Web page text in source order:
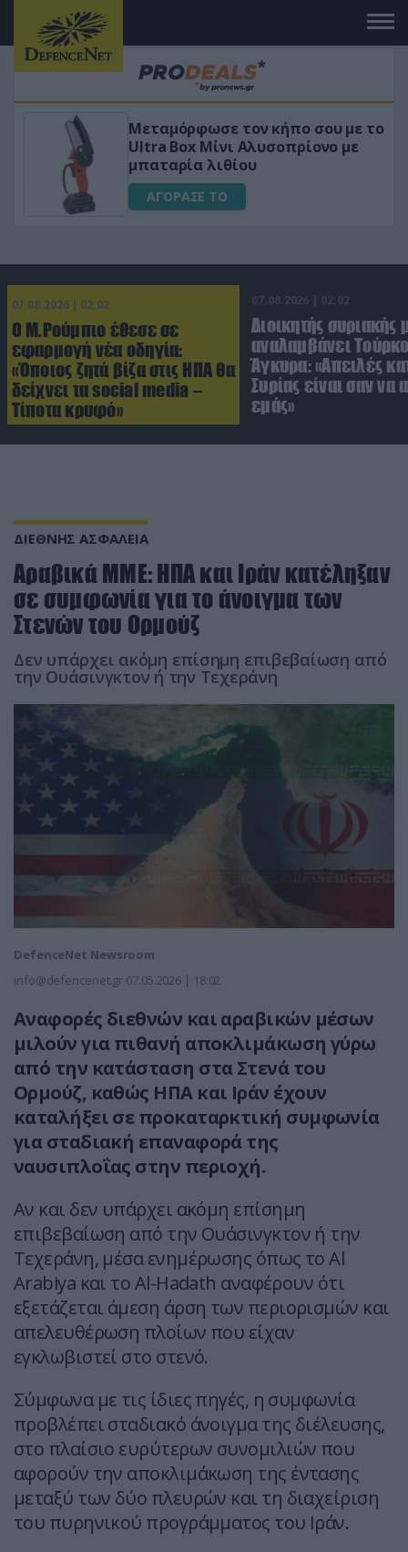
με το
«Μαγική» φόρμουλα τριβόλι
για αύξηση της λίμπιντο
ΑΓΟΡΑΣΕ ΤΟ
07.08.2026 | 02:02
Ο Μ.Ρούμπιο έθεσε σε
εφαρμογή νέα οδηγία:
«Όποιος ζητά βίζα στις ΗΠΑ θα
δείχνει τα social media –
Τίποτα κρυφό»
07.08.2026 | 02:02
Διοικητής συριακής
αναλαμβάνει
Άγκυρα: «Απειλές
Συρίας είναι σαν να
εμάς»
ΔΙΕΘΝΗΣ ΑΣΦΑΛΕΙΑ
Αραβικά ΜΜΕ: HΠΑ και Ιράν κατέληξαν
σε συμφωνία για το άνοιγμα των
Στενών του Ορμούζ
Δεν υπάρχει ακόμη επίσημη επιβεβαίωση από
την Ουάσινγκτον ή την Τεχεράνη
DefenceNet Newsroom
info@defencenet.gr 07.05.2026 | 18:02
Αναφορές διεθνών και αραβικών μέσων
μιλούν για πιθανή αποκλιμάκωση γύρω
από την κατάσταση στα Στενά του
Ορμούζ, καθώς ΗΠΑ και Ιράν έχουν
καταλήξει σε προκαταρκτική συμφωνία
για σταδιακή επαναφορά της
ναυσιπλοΐας στην περιοχή.
Αν και δεν υπάρχει ακόμη επίσημη
επιβεβαίωση από την Ουάσινγκτον ή την
Τεχεράνη, μέσα ενημέρωσης όπως το Al
Arabiya και το Al-Hadath αναφέρουν ότι
εξετάζεται άμεση άρση των περιορισμών και
απελευθέρωση πλοίων που είχαν
εγκλωβιστεί στο στενό.
Σύμφωνα με τις ίδιες πηγές, η συμφωνία
προβλέπει σταδιακό άνοιγμα της διέλευσης,
στο πλαίσιο ευρύτερων συνομιλιών που
αφορούν την αποκλιμάκωση της έντασης
μεταξύ των δύο πλευρών και τη διαχείριση
του πυρηνικού προγράμματος του Ιράν.